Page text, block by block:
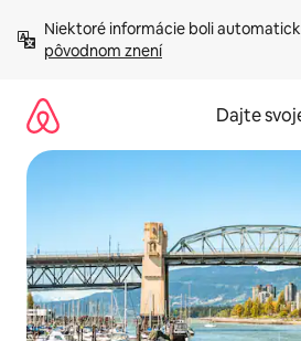
obsah.
Niektoré informácie boli
pôvodnom znení
Dajte